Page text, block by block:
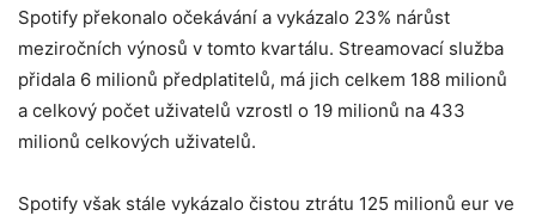
Spotify překonalo očekávání a vykázalo 23% nárůst
meziročních výnosů v tomto kvartálu. Streamovací služba
přidala 6 milionů předplatitelů, má jich celkem 188 milionů
a celkový počet uživatelů vzrostl o 19 milionů na 433
milionů celkových uživatelů.
Spotify však stále vykázalo čistou ztrátu 125 milionů eur ve